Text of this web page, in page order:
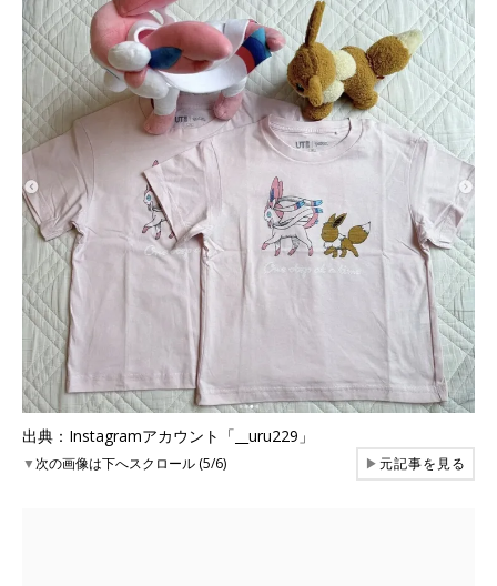
出典：Instagramアカウント「__uru229」
▼次の画像は下へスクロール (5/6) ▶元記事を見る